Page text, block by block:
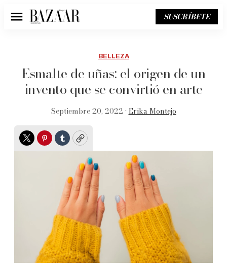
Menú SUSCRÍBETE
BELLEZA
Esmalte de uñas: el origen de un
invento que se convirtió en arte
Septiembre 20, 2022 • Erika Montejo
TwitterPinterest
TumblrCopy